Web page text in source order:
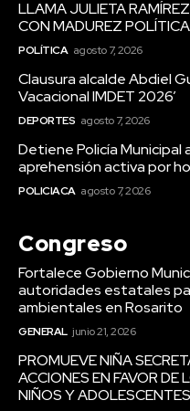
LLAMA JULIETA
CON MADUREZ
POLÍTICA agosto 7, 2026
Clausura alcalde Abdiel
Vacacional IMDET 2026’
DEPORTES agosto 7, 2026
Detiene Policía Municipal
aprehensión activa por
POLICIACA agosto 7, 2026
Congreso
Fortalece Gobierno
autoridades estatales
ambientales en Rosarito
GENERAL junio 21, 2026
PROMUEVE NIÑA
ACCIONES EN FAVOR DE
NIÑOS Y